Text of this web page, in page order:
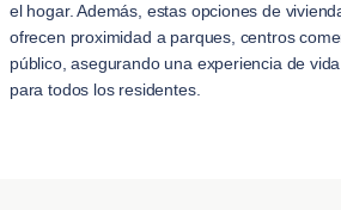
el hogar. Además, estas opciones de
ofrecen proximidad a parques, centros
público, asegurando una experiencia de
para todos los residentes.